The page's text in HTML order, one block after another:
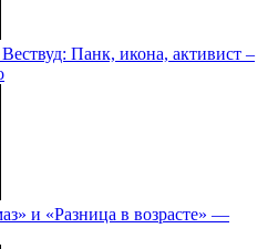
Панк, икона, активист –
и «Разница в возрасте» —